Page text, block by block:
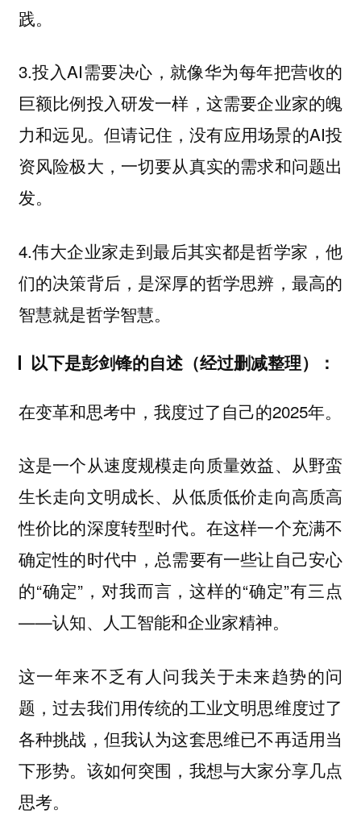
践。
3.投入AI需要决心，就像华为每年把营收的
巨额比例投入研发一样，这需要企业家的魄
力和远见。但请记住，没有应用场景的AI投
资风险极大，一切要从真实的需求和问题出
发。
4.伟大企业家走到最后其实都是哲学家，他
们的决策背后，是深厚的哲学思辨，最高的
智慧就是哲学智慧。
以下是彭剑锋的自述（经过删减整理）：
在变革和思考中，我度过了自己的2025年。
这是一个从速度规模走向质量效益、从野蛮
生长走向文明成长、从低质低价走向高质高
性价比的深度转型时代。在这样一个充满不
确定性的时代中，总需要有一些让自己安心
的“确定”，对我而言，这样的“确定”有三点
——认知、人工智能和企业家精神。
这一年来不乏有人问我关于未来趋势的问
题，过去我们用传统的工业文明思维度过了
各种挑战，但我认为这套思维已不再适用当
下形势。该如何突围，我想与大家分享几点
思考。